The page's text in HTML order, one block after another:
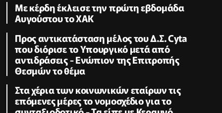
Με κέρδη έκλεισε την πρώτη εβδομάδα
Αυγούστου το ΧΑΚ
Προς αντικατάσταση μέλος του Δ.Σ. Cyta
που διόρισε το Υπουργικό μετά από
αντιδράσεις - Ενώπιον της Επιτροπής
Θεσμών το θέμα
Στα χέρια των κοινωνικών εταίρων τις
επόμενες μέρες το νομοσχέδιο για το